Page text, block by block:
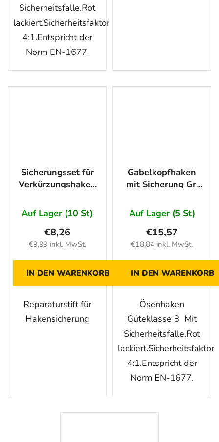
Sicherheitsfalle.Rot
lackiert.Sicherheitsfaktor
4:1.Entspricht der
Norm EN-1677.
Sicherungsset für
Verkürzungshaken
Auf Lager (10 St)
€9,99 inkl. MwSt.
€8,26
IN DEN WARENKORB
Reparaturstift für
Hakensicherung
Gabelkopfhaken
mit Sicherung Gr.
5300kg
Auf Lager (5 St)
€18,84 inkl. MwSt.
€15,57
IN DEN WARENKORB
Ösenhaken
Güteklasse 8 Mit
Sicherheitsfalle.Rot
lackiert.Sicherheitsfaktor
4:1.Entspricht der
Norm EN-1677.